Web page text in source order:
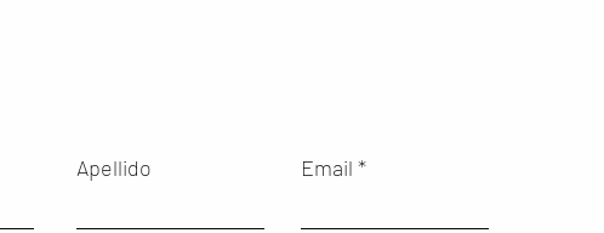
Apellido Email